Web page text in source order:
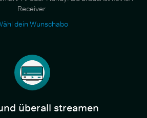
Receiver.
dein Wunschabo
überall streamen